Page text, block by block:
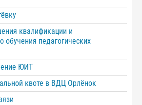
квалификации и
обучения педагогических
ЮИТ
квоте в ВДЦ Орлёнок